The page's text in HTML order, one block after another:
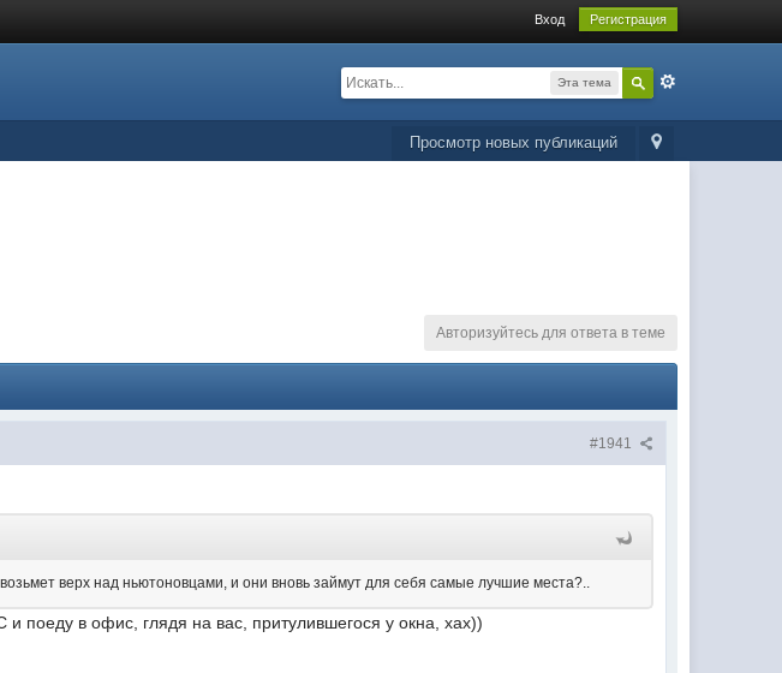
Вход Регистрация
Эта тема
Просмотр новых публикаций
Авторизуйтесь для ответа в теме
#1941
верх над ньютоновцами, и они вновь займут для себя самые лучшие места?..
поеду в офис, глядя на вас, притулившегося у окна, хах))